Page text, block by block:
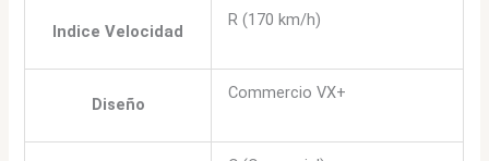
Indice Velocidad
R (170 km/h)
Diseño
Commercio VX+